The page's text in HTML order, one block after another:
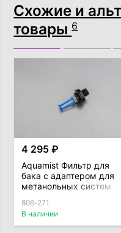
Схожие и
товары6
4 295 ₽
Aquamist Фильтр для
бака с адаптером для
метанольных систем
806-271
В наличии